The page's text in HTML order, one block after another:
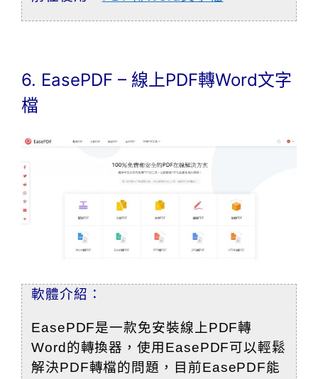
6. EasePDF – 線上PDF轉Word文字
檔
軟體介紹：
EasePDF是一款免安裝線上PDF轉
Word的轉換器，使用EasePDF可以輕鬆
解決PDF轉檔的問題，
目前EasePDF能